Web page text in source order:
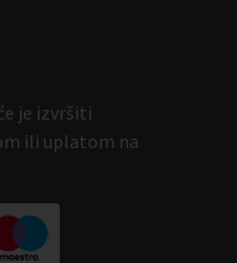
je izvršiti
ili uplatom na